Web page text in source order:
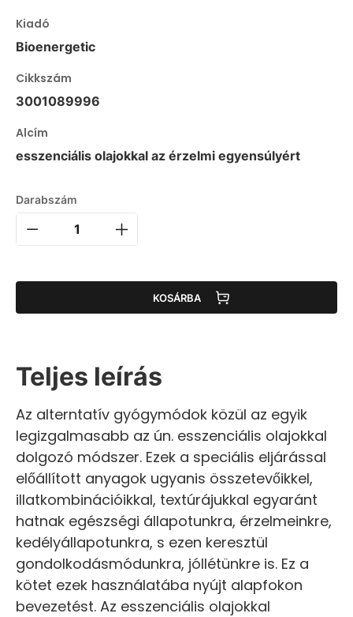
Kiadó
Bioenergetic
Cikkszám
3001089996
Alcím
esszenciális olajokkal az érzelmi egyensúlyért
Darabszám
KOSÁRBA
Teljes leírás
Az alterntatív gyógymódok közül az egyik
legizgalmasabb az ún. esszenciális olajokkal
dolgozó módszer. Ezek a speciális eljárással
előállított anyagok ugyanis összetevőikkel,
illatkombinációikkal, textúrájukkal egyaránt
hatnak egészségi állapotunkra, érzelmeinkre,
kedélyállapotunkra, s ezen keresztül
gondolkodásmódunkra, jóllétünkre is. Ez a
kötet ezek használatába nyújt alapfokon
bevezetést. Az esszenciális olajokkal